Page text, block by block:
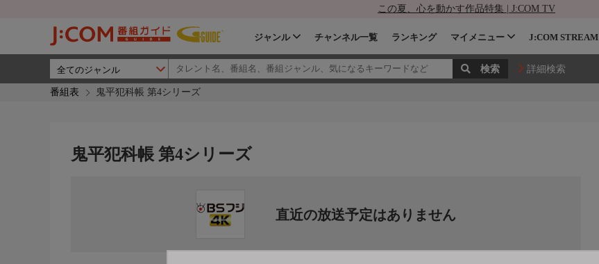
この夏、心を動かす作品特集 | J:COM TV
ジャンル チャンネル一覧 ランキング マイメニュー J:COM STREAM
詳細検索
番組表 鬼平犯科帳 第4シリーズ
鬼平犯科帳 第4シリーズ
直近の放送予定はありません